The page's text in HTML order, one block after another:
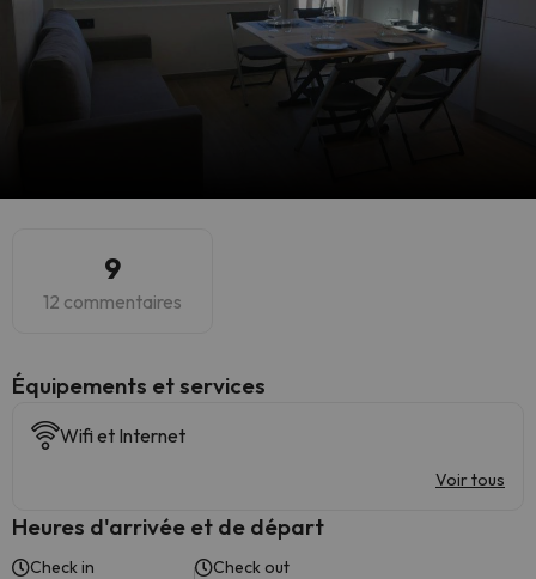
9
12 commentaires
​Équipements et services
Wifi et Internet
Voir tous
Heures d'arrivée et de départ
Check in Check out